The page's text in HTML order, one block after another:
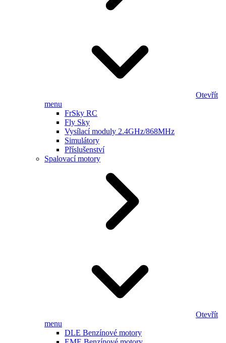
Otevřít
menu
FrSky RC
Fly Sky
Vysílací moduly 2.4GHz/868MHz
Simulátory
Příslušenství
Spalovací motory
Otevřít
menu
DLE Benzínové motory